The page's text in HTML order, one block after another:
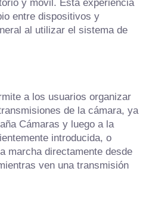
y móvil. Esta experiencia
entre dispositivos y
al utilizar el sistema de
a los usuarios organizar
de la cámara, ya
Cámaras y luego a la
introducida, o
marcha directamente desde
ven una transmisión